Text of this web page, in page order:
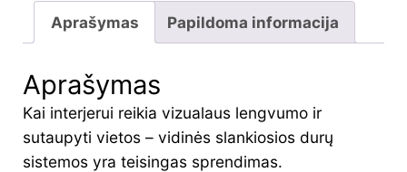
Aprašymas
Papildoma informacija
Aprašymas
Kai interjerui reikia vizualaus lengvumo ir
sutaupyti vietos – vidinės slankiosios durų
sistemos yra teisingas sprendimas.